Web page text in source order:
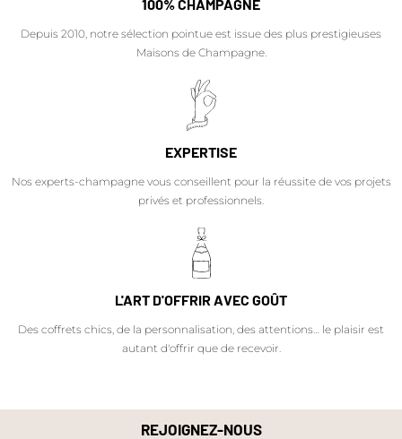
100% CHAMPAGNE
Depuis 2010, notre sélection pointue est issue des plus prestigieuses
Maisons de Champagne.
EXPERTISE
Nos experts-champagne vous conseillent pour la réussite de vos projets
privés et professionnels.
L'ART D'OFFRIR AVEC GOÛT
Des coffrets chics, de la personnalisation, des attentions… le plaisir est
autant d'offrir que de recevoir.
REJOIGNEZ-NOUS